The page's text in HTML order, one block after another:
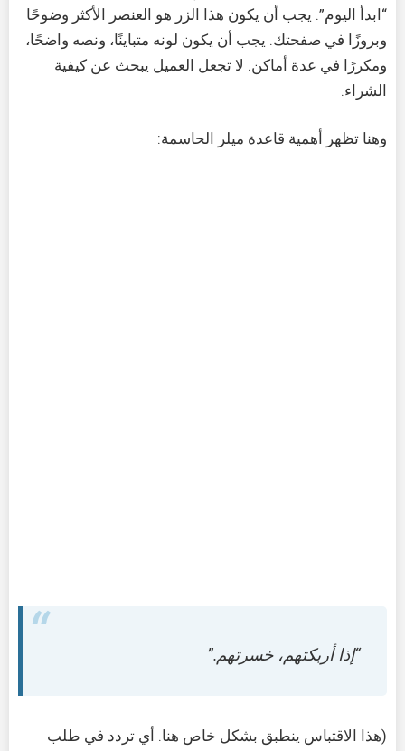
“ابدأ اليوم”. يجب أن يكون هذا الزر هو العنصر الأكثر وضوحًا
وبروزًا في صفحتك. يجب أن يكون لونه متباينًا، ونصه واضحًا،
ومكررًا في عدة أماكن. لا تجعل العميل يبحث عن كيفية
الشراء.
وهنا تظهر أهمية قاعدة ميلر الحاسمة:
“إذا أربكتهم، خسرتهم.”
(هذا الاقتباس ينطبق بشكل خاص هنا. أي تردد في طلب